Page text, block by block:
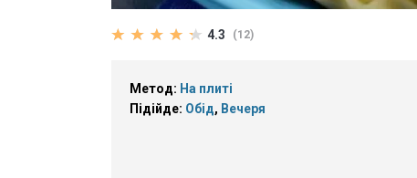
4.3 (12)
Метод: На плиті
Підійде: Обід, Вечеря